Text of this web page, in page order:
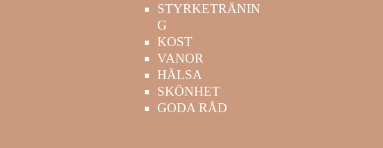
STYRKETRÄNIN
G
KOST
VANOR
HÄLSA
SKÖNHET
GODA RÅD